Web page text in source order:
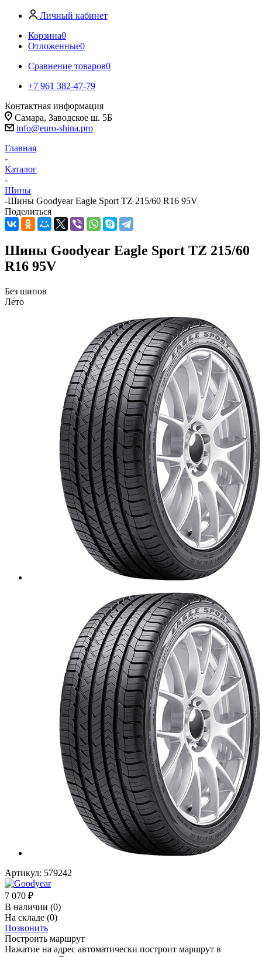
Личный кабинет
Корзина0
Отложенные0
Сравнение товаров0
+7 961 382-47-79
Контактная информация
Самара, Заводское ш. 5Б
info@euro-shina.pro
Главная
-
Каталог
-
Шины
-Шины Goodyear Eagle Sport TZ 215/60 R16 95V
Поделиться
Шины Goodyear Eagle Sport TZ 215/60
R16 95V
Без шипов
Лето
Артикул: 579242
7 070 ₽
В наличии (0)
На складе (0)
Позвонить
Построить маршрут
Нажатие на адрес автоматически построит маршрут в